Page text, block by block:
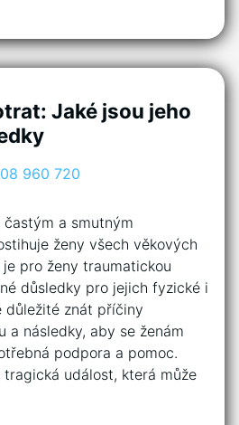
Jaké jsou jeho
a smutným
ženy všech věkových
pro ženy traumatickou
důsledky pro jejich fyzické i
důležité znát příčiny
a následky, aby se ženám
podpora a pomoc.
událost, která může